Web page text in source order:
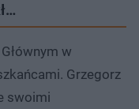
w
Grzegorz
swoimi